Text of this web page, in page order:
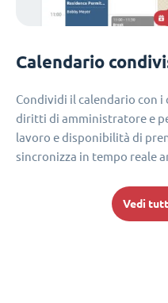
Calendario
Condividi il calendario con
diritti di amministratore e
lavoro e disponibilità di
sincronizza in tempo reale
Vedi